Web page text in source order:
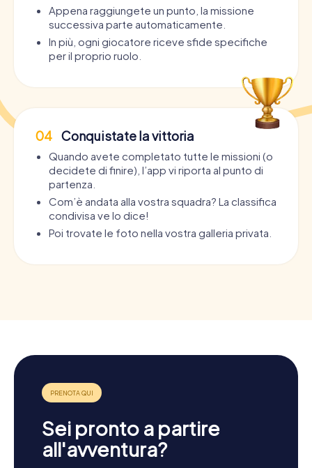
Appena raggiungete un punto, la missione
successiva parte automaticamente.
In più, ogni giocatore riceve sfide specifiche
per il proprio ruolo.
04 Conquistate la vittoria
Quando avete completato tutte le missioni (o
decidete di finire), l’app vi riporta al punto di
partenza.
Com’è andata alla vostra squadra? La classifica
condivisa ve lo dice!
Poi trovate le foto nella vostra galleria privata.
Sei pronto a partire
all'avventura?